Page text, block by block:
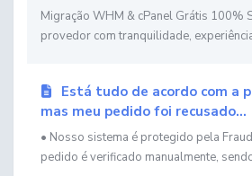
Migração WHM & cPanel Grátis 100%
provedor com tranquilidade,
Está tudo de acordo com a
mas meu pedido foi recusado...
• Nosso sistema é protegido pela
pedido é verificado manualmente,